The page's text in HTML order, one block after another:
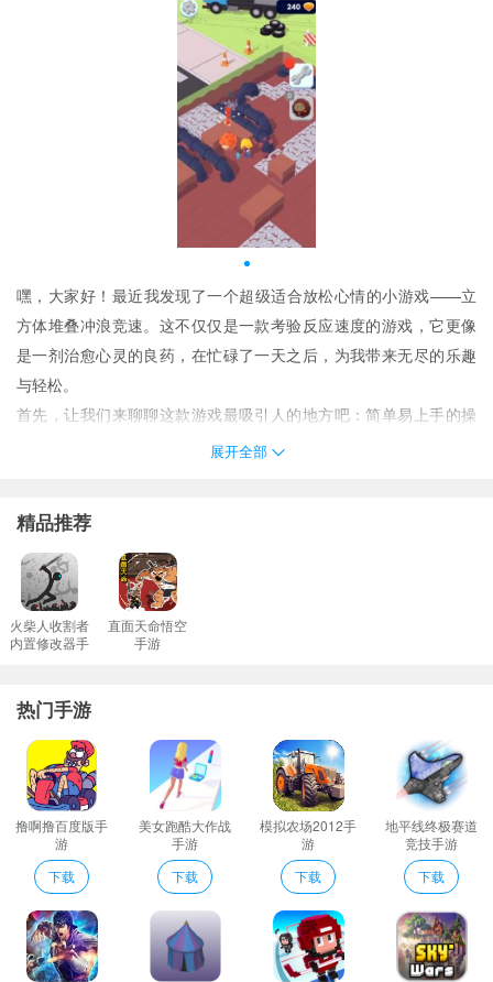
嘿，大家好！最近我发现了一个超级适合放松心情的小游戏——立
方体堆叠冲浪竞速。这不仅仅是一款考验反应速度的游戏，它更像
是一剂治愈心灵的良药，在忙碌了一天之后，为我带来无尽的乐趣
与轻松。
首先，让我们来聊聊这款游戏最吸引人的地方吧：简单易上手的操
作加上丰富多彩的画面设计，让每一次进入游戏都成为一场视觉盛
法用言语形容！
展开全部
精品推荐
火柴人收割者
内置修改器手
直面天命悟空
手游
热门手游
撸啊撸百度版手
游
下载
美女跑酷大作战
手游
下载
模拟农场2012手
游
下载
地平线终极赛道
竞技手游
下载